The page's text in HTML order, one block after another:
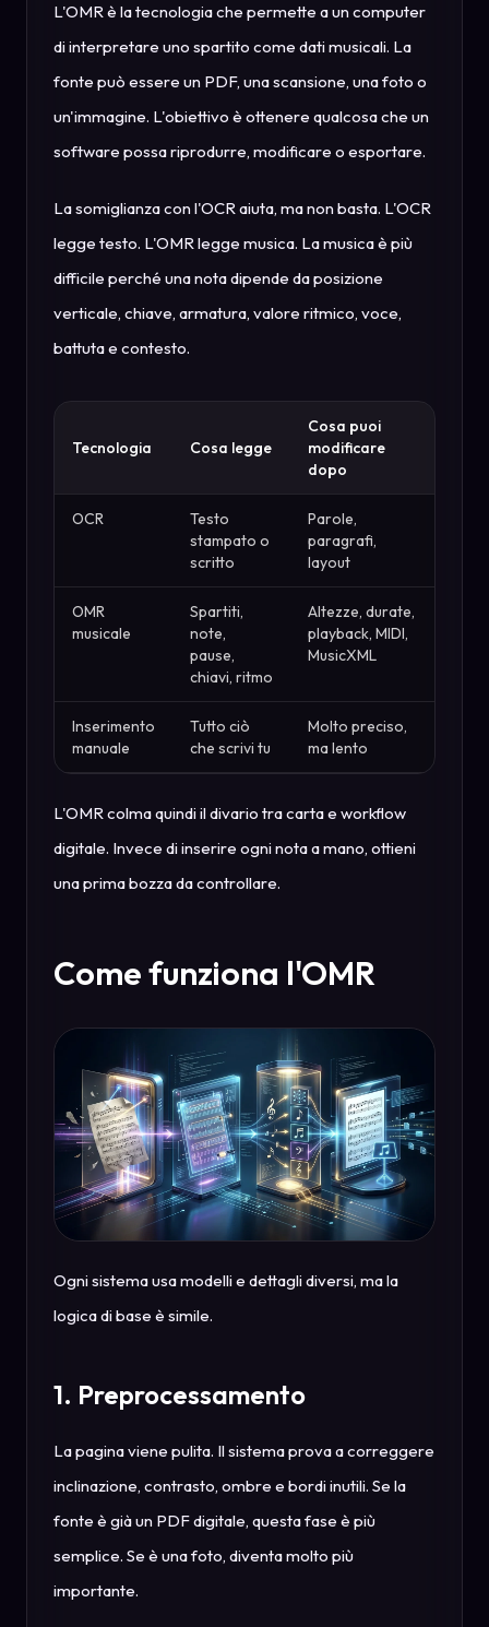
L'OMR è la tecnologia che permette a un computer
di interpretare uno spartito come dati musicali. La
fonte può essere un PDF, una scansione, una foto o
un'immagine. L'obiettivo è ottenere qualcosa che un
software possa riprodurre, modificare o esportare.
La somiglianza con l'OCR aiuta, ma non basta. L'OCR
legge testo. L'OMR legge musica. La musica è più
difficile perché una nota dipende da posizione
verticale, chiave, armatura, valore ritmico, voce,
battuta e contesto.
Tecnologia Cosa legge
Cosa puoi
modificare
dopo
OCR
Testo
stampato o
scritto
Parole,
paragrafi,
layout
OMR
musicale
Spartiti,
note,
pause,
chiavi, ritmo
Altezze, durate,
playback, MIDI,
MusicXML
Inserimento
manuale
Tutto ciò
che scrivi tu
Molto preciso,
ma lento
L'OMR colma quindi il divario tra carta e workflow
digitale. Invece di inserire ogni nota a mano, ottieni
una prima bozza da controllare.
Come funziona l'OMR
Ogni sistema usa modelli e dettagli diversi, ma la
logica di base è simile.
1. Preprocessamento
La pagina viene pulita. Il sistema prova a correggere
inclinazione, contrasto, ombre e bordi inutili. Se la
fonte è già un PDF digitale, questa fase è più
semplice. Se è una foto, diventa molto più
importante.